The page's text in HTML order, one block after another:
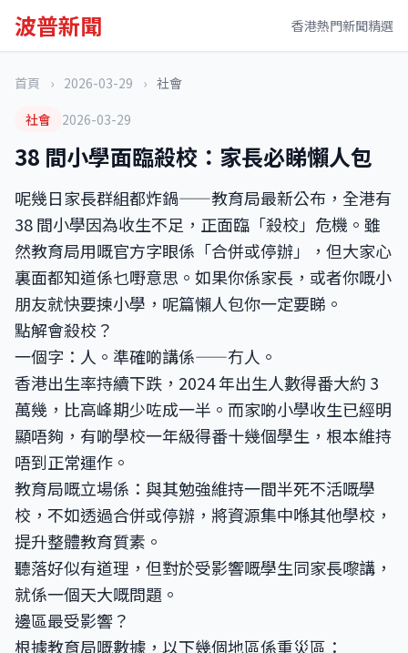
波普新聞 香港熱門新聞精選
首頁 › 2026-03-29 › 社會
社會
2026-03-29
38 間小學面臨殺校：家長必睇懶人包
呢幾日家長群組都炸鍋——教育局最新公布，全港有
38 間小學因為收生不足，正面臨「殺校」危機。雖
然教育局用嘅官方字眼係「合併或停辦」，但大家心
裏面都知道係乜嘢意思。如果你係家長，或者你嘅小
朋友就快要揀小學，呢篇懶人包你一定要睇。
點解會殺校？
一個字：人。準確啲講係——冇人。
香港出生率持續下跌，2024 年出生人數得番大約 3
萬幾，比高峰期少咗成一半。而家啲小學收生已經明
顯唔夠，有啲學校一年級得番十幾個學生，根本維持
唔到正常運作。
教育局嘅立場係：與其勉強維持一間半死不活嘅學
校，不如透過合併或停辦，將資源集中喺其他學校，
提升整體教育質素。
聽落好似有道理，但對於受影響嘅學生同家長嚟講，
就係一個天大嘅問題。
邊區最受影響？
根據教育局嘅數據，以下幾個地區係重災區：